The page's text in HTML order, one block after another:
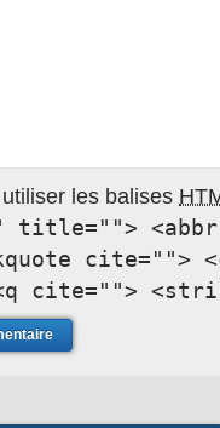
les balises
title="">
cite="">
cite="">